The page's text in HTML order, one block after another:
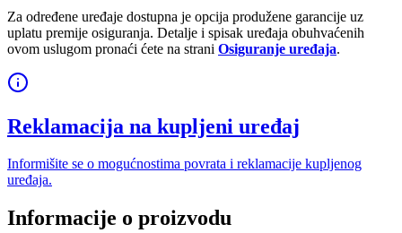
Za određene uređaje dostupna je opcija produžene garancije uz
uplatu premije osiguranja. Detalje i spisak uređaja obuhvaćenih
ovom uslugom pronaći ćete na strani Osiguranje uređaja.
Reklamacija na kupljeni uređaj
Informišite se o mogućnostima povrata i reklamacije kupljenog
uređaja.
Informacije o proizvodu